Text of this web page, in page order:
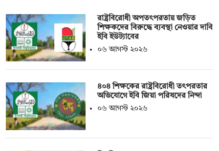
রাষ্ট্রবিরোধী অপতৎপরতায় জড়িত
শিক্ষকদের বিরুদ্ধে ব্যবস্থা নেওয়ার দাবি
ইবি ইউট্যাবের
০৬ আগস্ট ২০২৬
৪০৪ শিক্ষকের রাষ্ট্রবিরোধী তৎপরতার
অভিযোগে ইবি জিয়া পরিষদের নিন্দা
০৬ আগস্ট ২০২৬